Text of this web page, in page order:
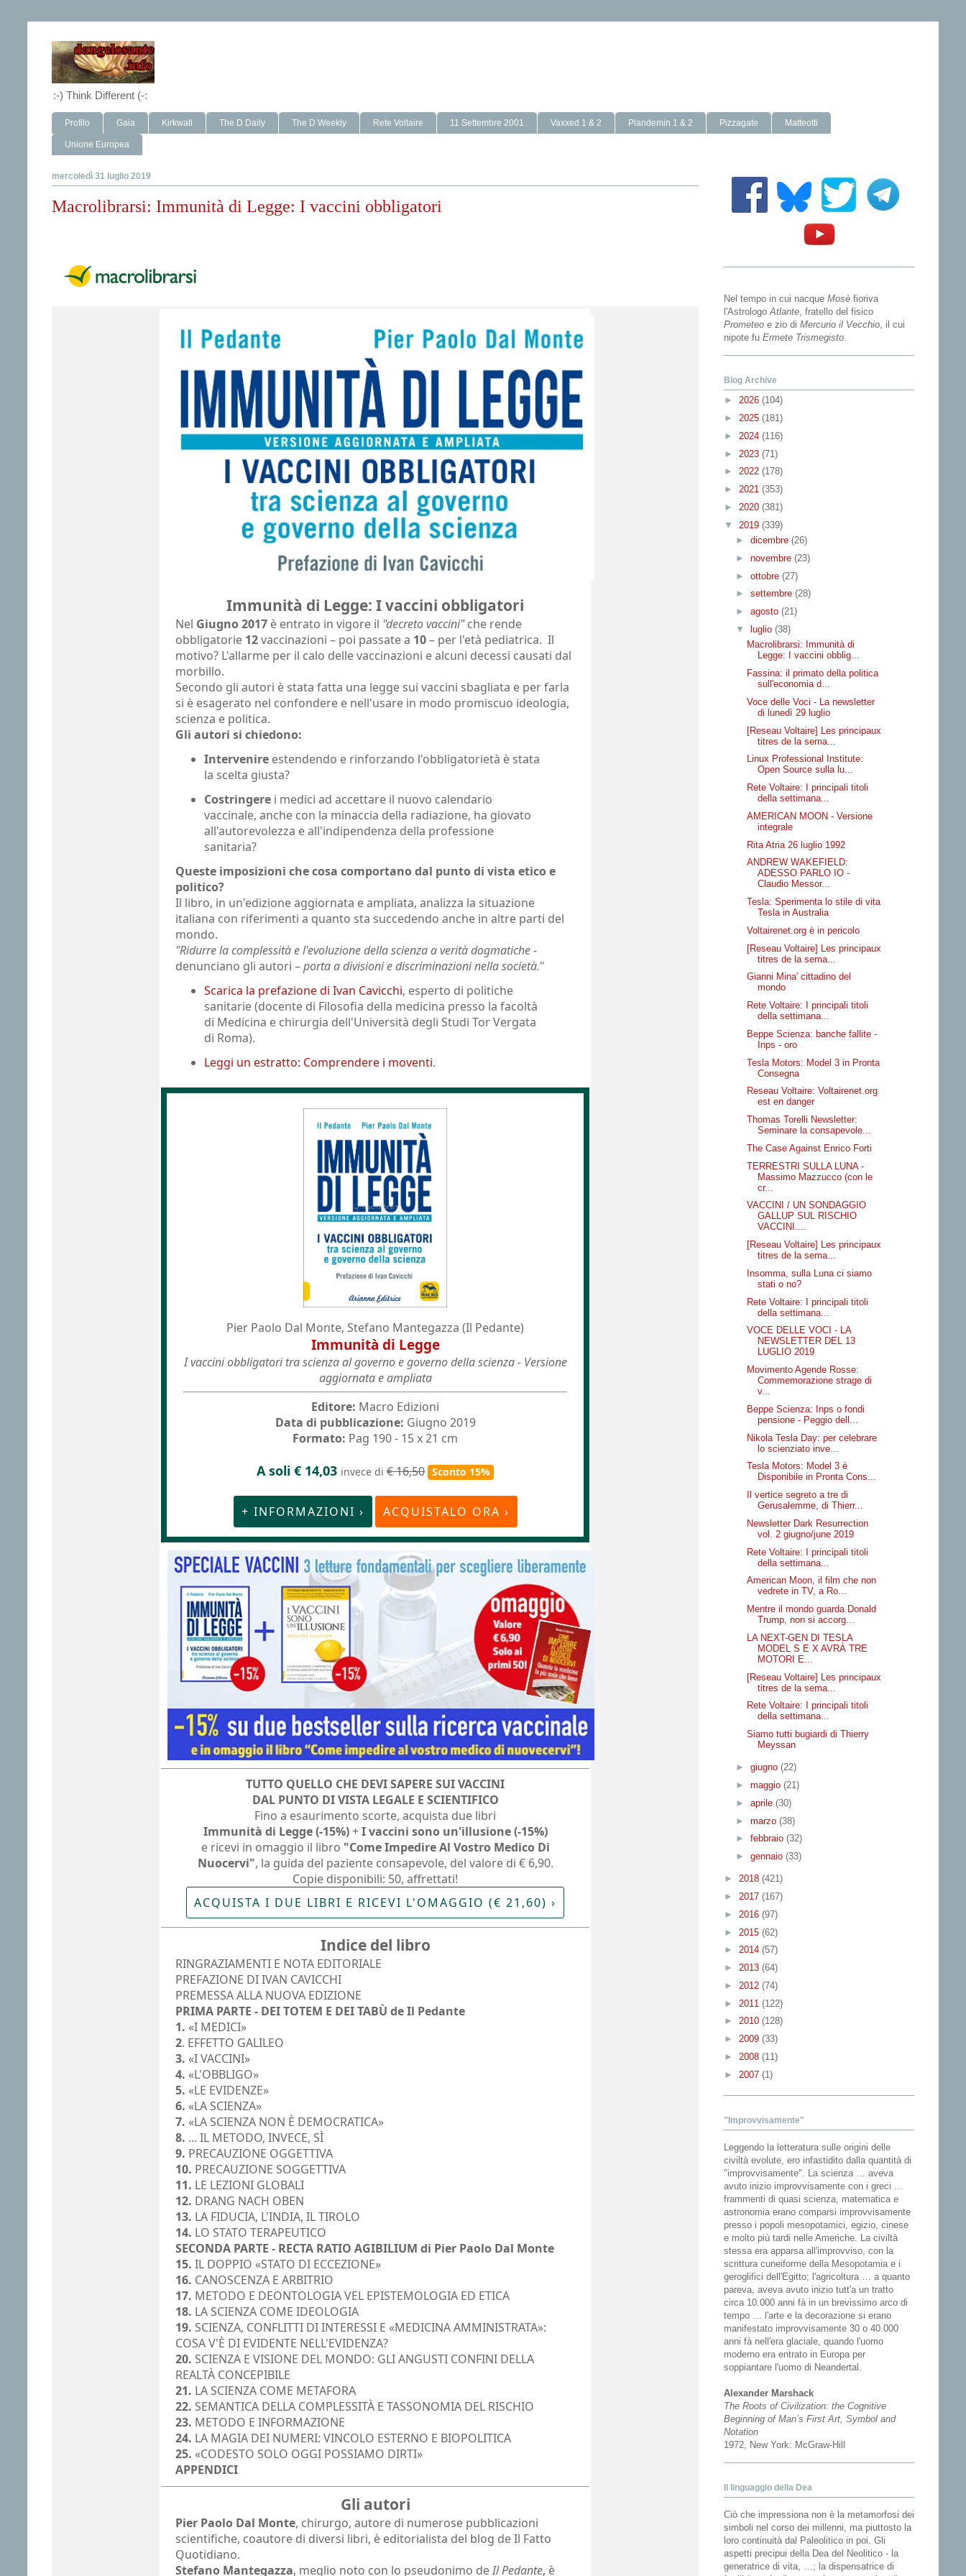
:-) Think Different (-:
Profilo Gaia Kirkwall The D Daily The D Weekly Rete Voltaire 11 Settembre 2001 Vaxxed 1 & 2 Plandemin 1 & 2 Pizzagate Matteotti
Unione Europea
mercoledì 31 luglio 2019
Macrolibrarsi: Immunità di Legge: I vaccini obbligatori
Immunità di Legge: I vaccini obbligatori
Nel Giugno 2017 è entrato in vigore il "decreto vaccini"che rende
obbligatorie 12vaccinazioni – poi passate a 10– per l'età pediatrica. Il
motivo? L'allarme per il calo delle vaccinazioni e alcuni decessi causati dal
morbillo.
Secondo gli autori è stata fatta una legge sui vaccini sbagliata e per farla
si è esagerato nel confondere e nell'usare in modo promiscuo ideologia,
scienza e politica.
Gli autori si chiedono:
Intervenire estendendo e rinforzando l'obbligatorietà è stata
la scelta giusta?
Costringere i medici ad accettare il nuovo calendario
vaccinale, anche con la minaccia della radiazione, ha giovato
all'autorevolezza e all'indipendenza della professione
sanitaria?
Queste imposizioni che cosa comportano dal punto di vista etico e
politico?
Il libro, in un'edizione aggiornata e ampliata, analizza la situazione
italiana con riferimenti a quanto sta succedendo anche in altre parti del
mondo.
"Ridurre la complessità e l'evoluzione della scienza a verità dogmatiche-
denunciano gli autori –porta a divisioni e discriminazioni nella società."
Scarica la prefazione di Ivan Cavicchi, esperto di politiche
sanitarie (docente di Filosofia della medicina presso la facoltà
di Medicina e chirurgia dell'Università degli Studi Tor Vergata
di Roma).
Leggi un estratto: Comprendere i moventi.
Pier Paolo Dal Monte, Stefano Mantegazza (Il Pedante)
Immunità di Legge
I vaccini obbligatori tra scienza al governo e governo della scienza - Versione
aggiornata e ampliata
Editore: Macro Edizioni
Data di pubblicazione: Giugno 2019
Formato: Pag 190 - 15 x 21 cm
A soli € 14,03 invece di € 16,50 Sconto 15%
+ INFORMAZIONI › ACQUISTALO ORA ›
TUTTO QUELLO CHE DEVI SAPERE SUI VACCINI
DAL PUNTO DI VISTA LEGALE E SCIENTIFICO
Fino a esaurimento scorte, acquista due libri
Immunità di Legge (-15%)+I vaccini sono un'illusione (-15%)
e ricevi in omaggio il libro "Come Impedire Al Vostro Medico Di
Nuocervi", la guida del paziente consapevole, del valore di € 6,90.
Copie disponibili: 50, affrettati!
ACQUISTA I DUE LIBRI E RICEVI L'OMAGGIO (€ 21,60) ›
Indice del libro
RINGRAZIAMENTI E NOTA EDITORIALE
PREFAZIONE DI IVAN CAVICCHI
PREMESSA ALLA NUOVA EDIZIONE
PRIMA PARTE - DEI TOTEM E DEI TABÙ de Il Pedante
1. «I MEDICI»
2. EFFETTO GALILEO
3. «I VACCINI»
4. «L'OBBLIGO»
5. «LE EVIDENZE»
6. «LA SCIENZA»
7. «LA SCIENZA NON È DEMOCRATICA»
8. ... IL METODO, INVECE, SÌ
9. PRECAUZIONE OGGETTIVA
10. PRECAUZIONE SOGGETTIVA
11. LE LEZIONI GLOBALI
12. DRANG NACH OBEN
13. LA FIDUCIA, L'INDIA, IL TIROLO
14. LO STATO TERAPEUTICO
SECONDA PARTE - RECTA RATIO AGIBILIUM di Pier Paolo Dal Monte
15. IL DOPPIO «STATO DI ECCEZIONE»
16. CANOSCENZA E ARBITRIO
17. METODO E DEONTOLOGIA VEL EPISTEMOLOGIA ED ETICA
18. LA SCIENZA COME IDEOLOGIA
19. SCIENZA, CONFLITTI DI INTERESSI E «MEDICINA AMMINISTRATA»:
COSA V'È DI EVIDENTE NELL'EVIDENZA?
20. SCIENZA E VISIONE DEL MONDO: GLI ANGUSTI CONFINI DELLA
REALTÀ CONCEPIBILE
21. LA SCIENZA COME METAFORA
22. SEMANTICA DELLA COMPLESSITÀ E TASSONOMIA DEL RISCHIO
23. METODO E INFORMAZIONE
24. LA MAGIA DEI NUMERI: VINCOLO ESTERNO E BIOPOLITICA
25. «CODESTO SOLO OGGI POSSIAMO DIRTI»
APPENDICI
Gli autori
Pier Paolo Dal Monte, chirurgo, autore di numerose pubblicazioni
scientifiche, coautore di diversi libri, è editorialista del blog de Il Fatto
Quotidiano.
Stefano Mantegazza, meglio noto con lo pseudonimo deIl Pedante, è
Nel tempo in cui nacque Mosè fioriva
l'Astrologo Atlante , fratello del fisico
Prometeo e zio di Mercurio il Vecchio , il cui
nipote fu Ermete Trismegisto
Blog Archive
► 2026 (104)
► 2025 (181)
► 2024 (116)
► 2023 (71)
► 2022 (178)
► 2021 (353)
► 2020 (381)
▼ 2019 (339)
► dicembre (26)
► novembre (23)
► ottobre (27)
► settembre (28)
► agosto (21)
▼
luglio (38)
Macrolibrarsi: Immunità di
Legge: I vaccini obblig...
Fassina: il primato della politica
sull'economia d...
Voce delle Voci - La newsletter
di lunedì 29 luglio
[Reseau Voltaire] Les principaux
titres de la sema...
Linux Professional Institute:
Open Source sulla lu...
Rete Voltaire: I principali titoli
della settimana...
AMERICAN MOON - Versione
integrale
Rita Atria 26 luglio 1992
ANDREW WAKEFIELD:
ADESSO PARLO IO -
Claudio Messor...
Tesla: Sperimenta lo stile di vita
Tesla in Australia
Voltairenet.org è in pericolo
[Reseau Voltaire] Les principaux
titres de la sema...
Gianni Mina' cittadino del
mondo
Rete Voltaire: I principali titoli
della settimana...
Beppe Scienza: banche fallite -
Inps - oro
Tesla Motors: Model 3 in Pronta
Consegna
Reseau Voltaire: Voltairenet.org
est en danger
Thomas Torelli Newsletter:
Seminare la consapevole...
The Case Against Enrico Forti
TERRESTRI SULLA LUNA -
Massimo Mazzucco (con le
cr...
VACCINI / UN SONDAGGIO
GALLUP SUL RISCHIO
VACCINI....
[Reseau Voltaire] Les principaux
titres de la sema...
Insomma, sulla Luna ci siamo
stati o no?
Rete Voltaire: I principali titoli
della settimana...
VOCE DELLE VOCI - LA
NEWSLETTER DEL 13
LUGLIO 2019
Movimento Agende Rosse:
Commemorazione strage di
v...
Beppe Scienza: Inps o fondi
pensione - Peggio dell...
Nikola Tesla Day: per celebrare
lo scienziato inve...
Tesla Motors: Model 3 è
Disponibile in Pronta Cons...
Il vertice segreto a tre di
Gerusalemme, di Thierr...
Newsletter Dark Resurrection
vol. 2 giugno/june 2019
Rete Voltaire: I principali titoli
della settimana...
American Moon, il film che non
vedrete in TV, a Ro...
Mentre il mondo guarda Donald
Trump, non si accorg...
LA NEXT-GEN DI TESLA
MODEL S E X AVRÀ TRE
MOTORI E...
[Reseau Voltaire] Les principaux
titres de la sema...
Rete Voltaire: I principali titoli
della settimana...
Siamo tutti bugiardi di Thierry
Meyssan
► giugno (22)
► maggio (21)
► aprile (30)
► marzo (38)
► febbraio (32)
► gennaio (33)
► 2018 (421)
► 2017 (167)
► 2016 (97)
► 2015 (62)
► 2014 (57)
► 2013 (64)
► 2012 (74)
► 2011 (122)
► 2010 (128)
► 2009 (33)
► 2008 (11)
► 2007 (1)
"Improvvisamente"
Leggendo la letteratura sulle origini delle
civiltà evolute, ero infastidito dalla quantità di
"improvvisamente". La scienza … aveva
avuto inizio improvvisamente con i greci …
frammenti di quasi scienza, matematica e
astronomia erano comparsi improvvisamente
presso i popoli mesopotamici, egizio, cinese
e molto più tardi nelle Americhe. La civiltà
stessa era apparsa all'improvviso, con la
scrittura cuneiforme della Mesopotamia e i
geroglifici dell'Egitto; l'agricoltura … a quanto
pareva, aveva avuto inizio tutt'a un tratto
circa 10.000 anni fà in un brevissimo arco di
tempo … l'arte e la decorazione si erano
manifestato improvvisamente 30 o 40.000
anni fà nell'era glaciale, quando l'uomo
moderno era entrato in Europa per
soppiantare l'uomo di Neandertal.
Alexander Marshack
The Roots of Civilization: the Cognitive
Beginning of Man’s First Art, Symbol and
Notation
1972, New York: McGraw-Hill
Il linguaggio della Dea
Ciò che impressiona non è la metamorfosi dei
simboli nel corso dei millenni, ma piuttosto la
loro continuità dal Paleolitico in poi. Gli
aspetti precipui della Dea del Neolitico - la
generatrice di vita, …; la dispensatrice di